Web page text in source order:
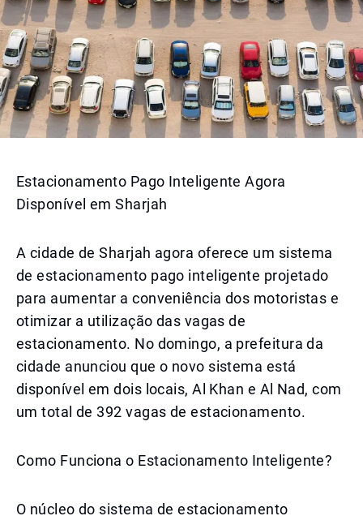
Estacionamento Pago Inteligente Agora
Disponível em Sharjah
A cidade de Sharjah agora oferece um sistema
de estacionamento pago inteligente projetado
para aumentar a conveniência dos motoristas e
otimizar a utilização das vagas de
estacionamento. No domingo, a prefeitura da
cidade anunciou que o novo sistema está
disponível em dois locais, Al Khan e Al Nad, com
um total de 392 vagas de estacionamento.
Como Funciona o Estacionamento Inteligente?
O núcleo do sistema de estacionamento